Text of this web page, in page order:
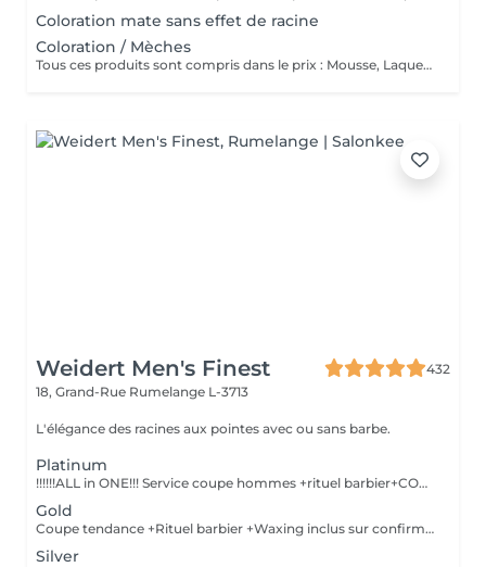
Coloration mate sans effet de racine
Coloration / Mèches
Tous ces produits sont compris dans le prix : Mousse, Laque, Gel, Soin démêlant, Shampoing spécifique. Tous les produits que nous utilisons sont des produits de qualité professionnelle.
Weidert Men's Finest
432
18, Grand-Rue Rumelange L-3713
L'élégance des racines aux pointes avec ou sans barbe.
Platinum
!!!!!!ALL in ONE!!! Service coupe hommes +rituel barbier+COLORATION de BARBE +Waxing inclus sur confirmation personnelle Shampoing &styling inclus
Gold
Coupe tendance +Rituel barbier +Waxing inclus sur confirmation personnelle Shampoing&styling inclus
Silver